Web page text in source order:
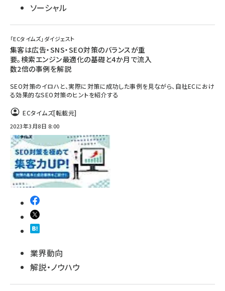
ソーシャル
「ECタイムズ」ダイジェスト
集客は広告・SNS・SEO対策のバランスが重
要。検索エンジン最適化の基礎と4か月で流入
数2倍の事例を解説
SEO対策のイロハと、実際に対策に成功した事例を見ながら、自社ECにおけ
る効果的なSEO対策のヒントを紹介する
ECタイムズ[転載元]
2023年3月8日 8:00
業界動向
解説・ノウハウ